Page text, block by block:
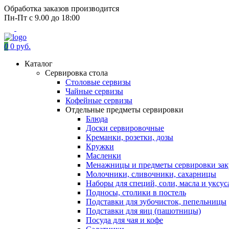
Обработка заказов производится
Пн-Пт с 9.00 до 18:00
0 0 руб.
Каталог
Сервировка стола
Столовые сервизы
Чайные сервизы
Кофейные сервизы
Отдельные предметы сервировки
Блюда
Доски сервировочные
Креманки, розетки, дозы
Кружки
Масленки
Менажницы и предметы сервировки
Молочники, сливочники, сахарницы
Наборы для специй, соли, масла и
Подносы, столики в постель
Подставки для зубочисток, пепельницы
Подставки для яиц (пашотницы)
Посуда для чая и кофе